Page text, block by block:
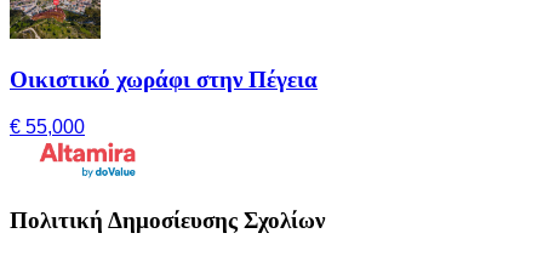
Οικιστικό χωράφι στην Πέγεια
€ 55,000
Πολιτική Δημοσίευσης Σχολίων